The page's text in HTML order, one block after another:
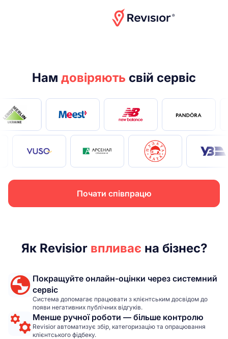
Дивитися відео-презентацію
Нам довіряють свій сервіс
Почати співпрацю
Як Revisior впливає на бізнес?
Покращуйте онлайн-оцінки через системний
сервіс
Система допомагає працювати з клієнтським досвідом до
появи негативних публічних відгуків.
Менше ручної роботи — більше контролю
Revisior автоматизує збір, категоризацію та опрацювання
клієнтського фідбеку.